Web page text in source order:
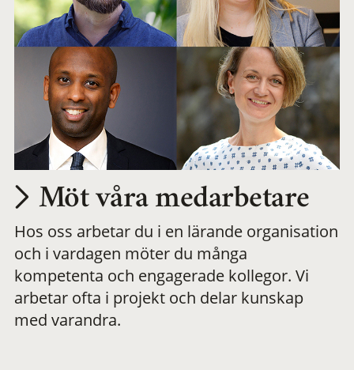
Möt våra medarbetare
Hos oss arbetar du i en lärande organisation
och i vardagen möter du många
kompetenta och engagerade kollegor. Vi
arbetar ofta i projekt och delar kunskap
med varandra.